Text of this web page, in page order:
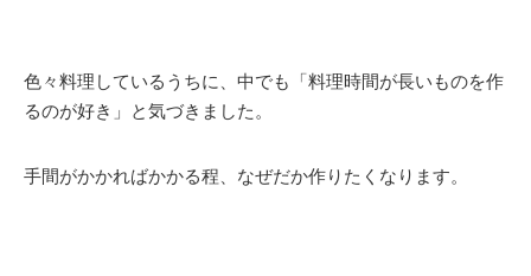
色々料理しているうちに、中でも「料理時間が長いものを作
るのが好き」と気づきました。
手間がかかればかかる程、なぜだか作りたくなります。